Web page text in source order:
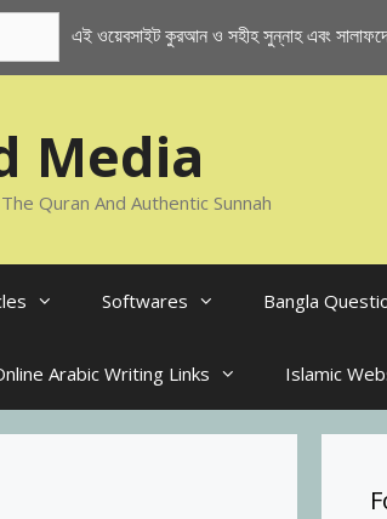
এই ওয়েবসাইট কুরআন ও সহীহ সুন্নাহ এবং
Media
Quran And Authentic Sunnah
Softwares Bangla
Arabic Writing Links Islamic